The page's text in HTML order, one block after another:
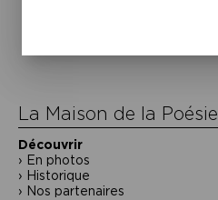
l’article
La Maison de la Poésie
Découvrir
En photos
Historique
Nos partenaires